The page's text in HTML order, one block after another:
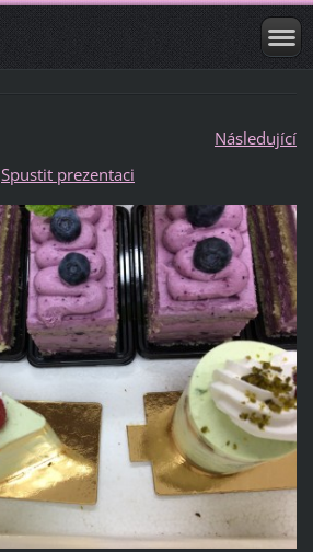
Následující
Spustit prezentaci